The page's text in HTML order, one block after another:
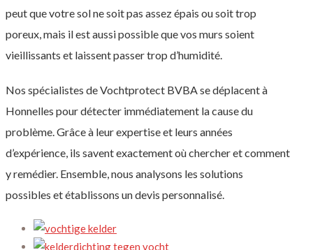
peut que votre sol ne soit pas assez épais ou soit trop
poreux, mais il est aussi possible que vos murs soient
vieillissants et laissent passer trop d’humidité.
Nos spécialistes de Vochtprotect BVBA se déplacent à
Honnelles pour détecter immédiatement la cause du
problème. Grâce à leur expertise et leurs années
d’expérience, ils savent exactement où chercher et comment
y remédier. Ensemble, nous analysons les solutions
possibles et établissons un devis personnalisé.